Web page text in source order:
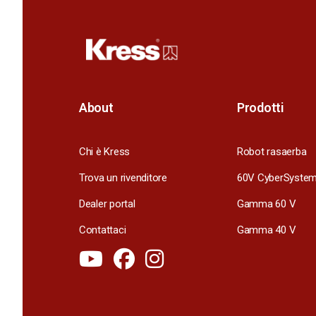
About
Chi è Kress
Trova un rivenditore
Dealer portal
Contattaci
Prodotti
Robot rasaerba
60V CyberSystem
Gamma 60 V
Gamma 40 V